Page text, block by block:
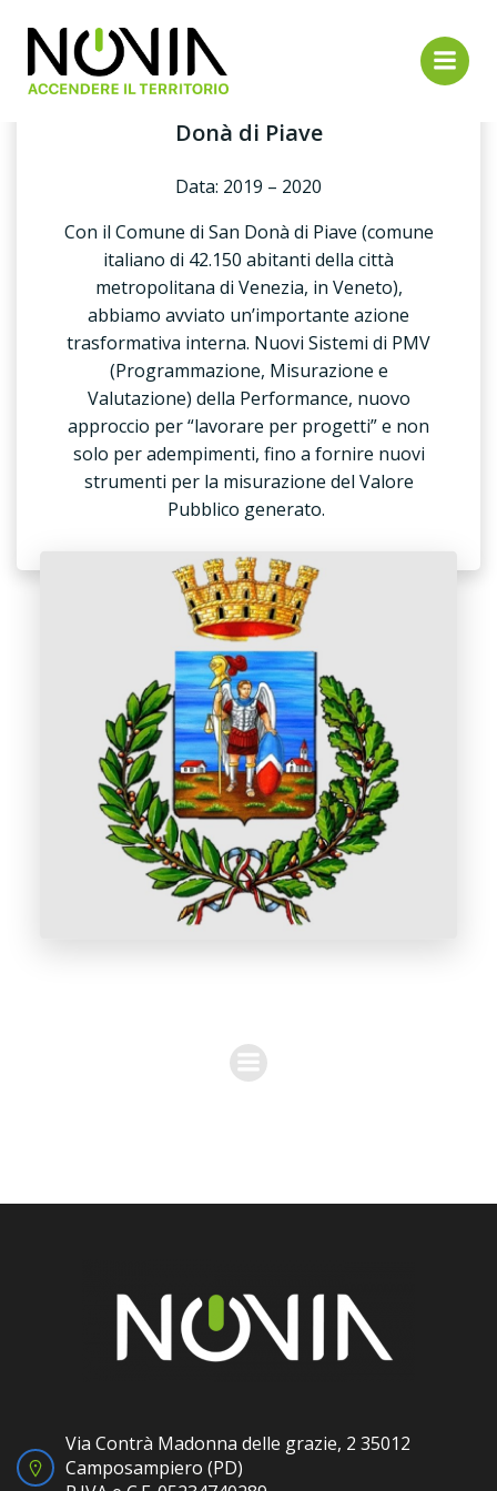
Committente: Comune di San
Donà di Piave
Data: 2019 – 2020
Con il Comune di San Donà di Piave (comune
italiano di 42.150 abitanti della città
metropolitana di Venezia, in Veneto),
abbiamo avviato un’importante azione
trasformativa interna. Nuovi Sistemi di PMV
(Programmazione, Misurazione e
Valutazione) della Performance, nuovo
approccio per “lavorare per progetti” e non
solo per adempimenti, fino a fornire nuovi
strumenti per la misurazione del Valore
Pubblico generato.
Via Contrà Madonna delle grazie, 2 35012
Camposampiero (PD)